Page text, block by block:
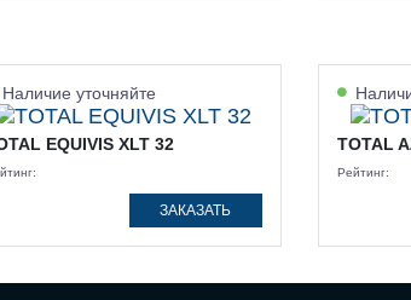
Наличие уточняйте
EQUIVIS XLT 32
ЗАКАЗАТЬ
TOTAL
Рейтинг: